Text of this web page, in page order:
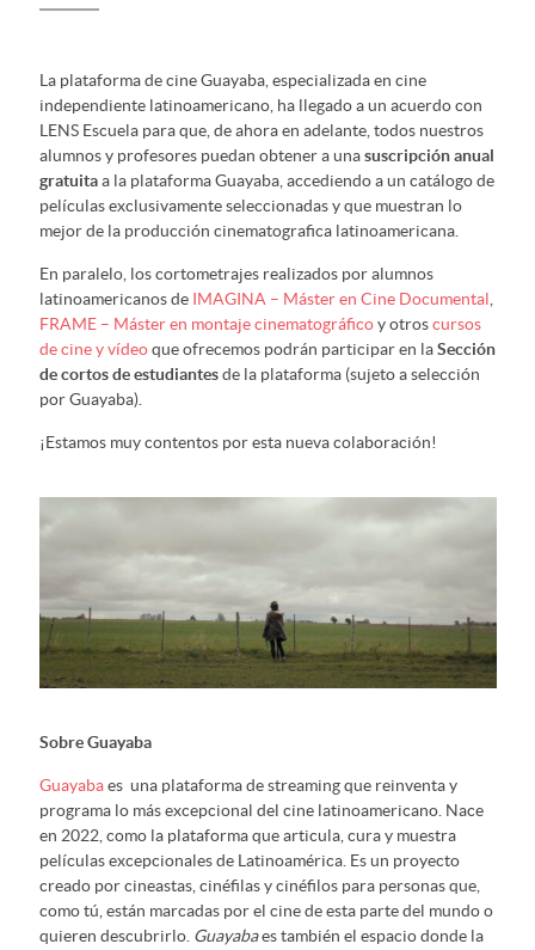
La plataforma de cine Guayaba, especializada en cine
independiente latinoamericano, ha llegado a un acuerdo con
LENS Escuela para que, de ahora en adelante, todos nuestros
alumnos y profesores puedan obtener a unasuscripción anual
gratuitaa la plataforma Guayaba, accediendo a un catálogo de
películas exclusivamente seleccionadas y que muestran lo
mejor de la producción cinematografica latinoamericana.
En paralelo, los cortometrajes realizados por alumnos
latinoamericanos de IMAGINA – Máster en Cine Documental
FRAME – Máster en montaje cinematográficoy otroscursos
de cine y vídeoque ofrecemos podrán participar en laSección
de cortos de estudiantesde la plataforma (sujeto a selección
por Guayaba).
¡Estamos muy contentos por esta nueva colaboración!
Sobre Guayaba
Guayabaes una plataforma de streaming que reinventa y
programa lo más excepcional del cine latinoamericano. Nace
en 2022, como la plataforma que articula, cura y muestra
películas excepcionales de Latinoamérica. Es un proyecto
creado por cineastas, cinéfilas y cinéfilos para personas que,
como tú, están marcadas por el cine de esta parte del mundo o
quieren descubrirlo. Guayabaes también el espacio donde la